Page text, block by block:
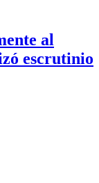
al
escrutinio